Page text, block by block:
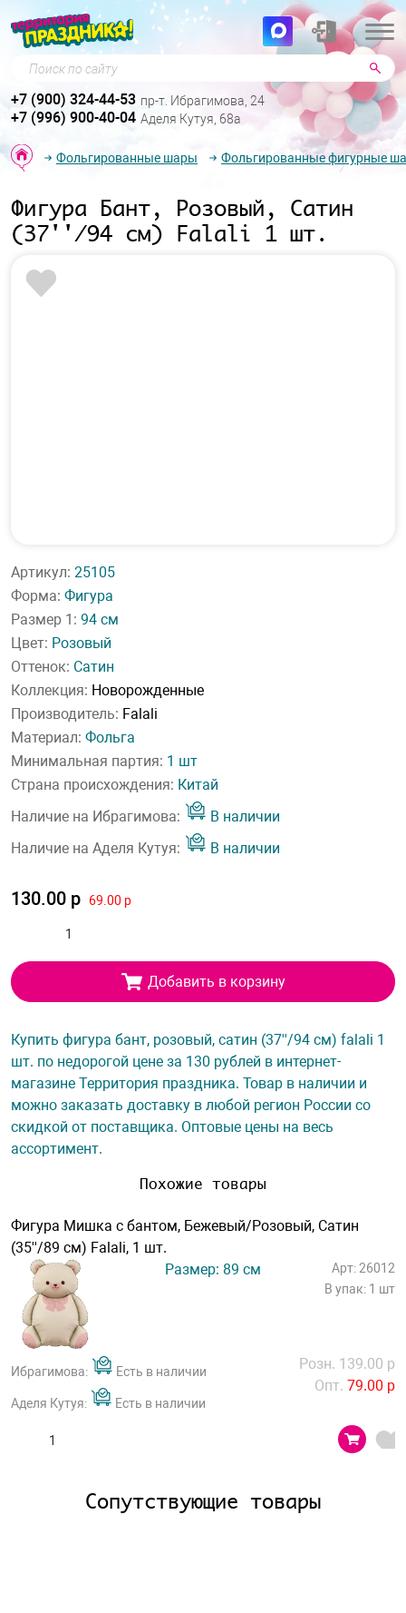
Поиск по сайту
+7 (900) 324-44-53 пр-т. Ибрагимова, 24
+7 (996) 900-40-04 Аделя Кутуя, 68а
Фольгированные шары Фольгированные фигурные
Фигура Бант, Розовый, Сатин
(37''/94 см) Falali 1 шт.
Артикул: 25105
Форма: Фигура
Размер 1: 94 см
Цвет: Розовый
Оттенок: Сатин
Коллекция: Новорожденные
Производитель: Falali
Материал: Фольга
Минимальная партия: 1 шт
Страна происхождения: Китай
Наличие на Ибрагимова:
В наличии
Наличие на Аделя Кутуя:
В наличии
130.00 р 69.00 р
Добавить в корзину
Купить фигура бант, розовый, сатин (37''/94 см) falali 1
шт. по недорогой цене за 130 рублей в интернет-
магазине Территория праздника. Товар в наличии и
можно заказать доставку в любой регион России со
скидкой от поставщика. Оптовые цены на весь
ассортимент.
Похожие товары
Фигура Мишка с бантом, Бежевый/Розовый, Сатин
(35''/89 см) Falali, 1 шт.
Размер: 89 см
Арт: 26012
В упак: 1 шт
Ибрагимова: Есть в наличии
Аделя Кутуя: Есть в наличии
Розн. 139.00 р
Опт. 79.00 р
Сопутствующие товары